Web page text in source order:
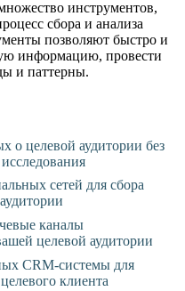
инструментов,
сбора и анализа
позволяют быстро и
информацию, провести
и паттерны.
о целевой аудитории без
сетей для сбора
каналы
целевой аудитории
CRM-системы для
клиента